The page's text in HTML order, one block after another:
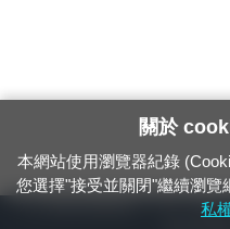
24小時緊急通報電話：1933（市話
關於
本網站使用瀏覽器紀錄
您選擇"接受並關閉"繼續瀏
私